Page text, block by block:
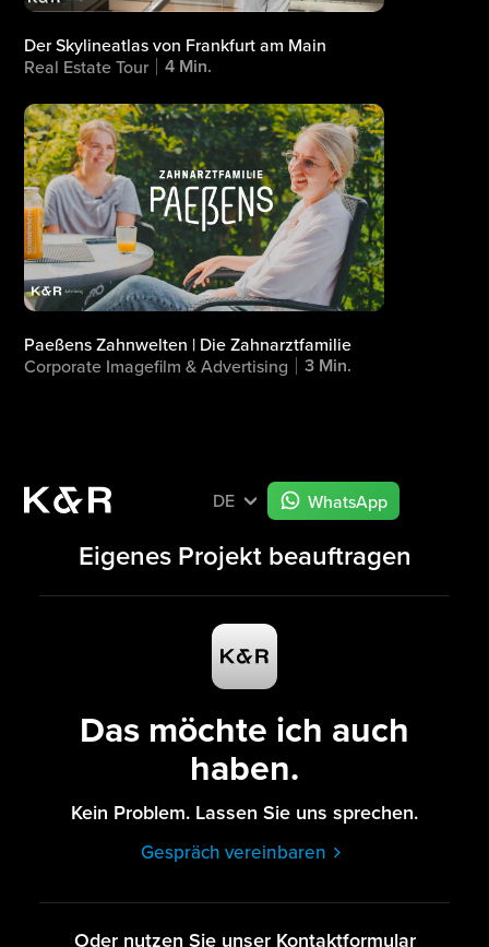
Der Skylineatlas von Frankfurt am Main
Real Estate Tour
4 Min.
Paeßens Zahnwelten | Die Zahnarztfamilie
Corporate Imagefilm & Advertising
3 Min.
DE WhatsApp
Eigenes Projekt beauftragen
Das möchte ich auch
haben.
Kein Problem. Lassen Sie uns sprechen.
Gespräch vereinbaren
Oder nutzen Sie unser Kontaktformular